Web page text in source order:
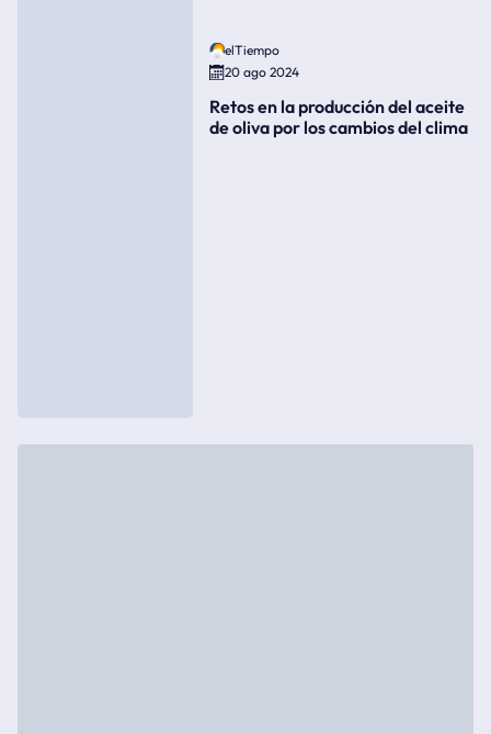
elTiempo
20 ago 2024
Retos en la producción del aceite
de oliva por los cambios del clima